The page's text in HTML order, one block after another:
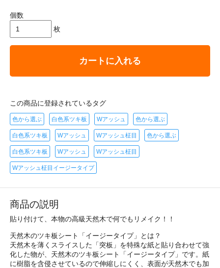
個数
枚
カートに入れる
この商品に登録されているタグ
色から選ぶ 白色系ツキ板 Wアッシュ 色から選ぶ
白色系ツキ板 Wアッシュ Wアッシュ柾目 色から選ぶ
白色系ツキ板 Wアッシュ Wアッシュ柾目
Wアッシュ柾目イージータイプ
商品の説明
貼り付けて、本物の高級天然木で何でもリメイク！！
天然木のツキ板シート「イージータイプ」とは？
天然木を薄くスライスした「突板」を特殊な紙と貼り合わせて強
化した物が、天然木のツキ板シート「イージータイプ」です。紙
に樹脂を含侵させているので伸縮しにくく、表面が天然木でも加